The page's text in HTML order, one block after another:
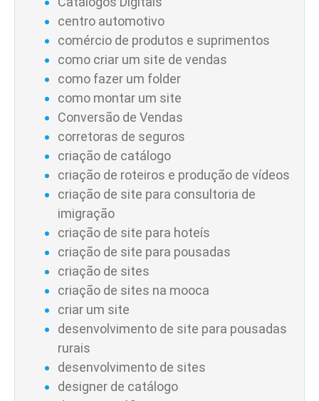
centro automotivo
comércio de produtos e suprimentos
como criar um site de vendas
como fazer um folder
como montar um site
Conversão de Vendas
corretoras de seguros
criação de catálogo
criação de roteiros e produção de vídeos
criação de site para consultoria de
imigração
criação de site para hoteís
criação de site para pousadas
criação de sites
criação de sites na mooca
criar um site
desenvolvimento de site para pousadas
rurais
desenvolvimento de sites
designer de catálogo